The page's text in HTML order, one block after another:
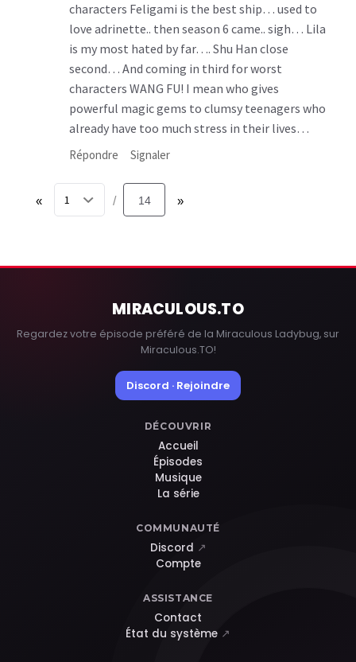
characters Feligami is the best ship… used to
love adrinette.. then season 6 came.. sigh… Lila
is my most hated by far…. Shu Han close
second… And coming in third for worst
characters WANG FU! I mean who gives
powerful magic gems to clumsy teenagers who
already have too much stress in their lives…
Répondre Signaler
« / 14 »
MIRACULOUS.TO
Regardez votre épisode préféré de la Miraculous Ladybug, sur
Miraculous.TO!
Discord · Rejoindre
DÉCOUVRIR
Accueil
Épisodes
Musique
La série
COMMUNAUTÉ
Discord ↗
Compte
ASSISTANCE
Contact
État du système ↗